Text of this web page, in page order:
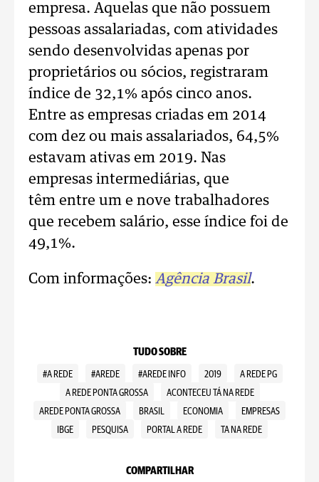
empresa. Aquelas que não possuem
pessoas assalariadas, com atividades
sendo desenvolvidas apenas por
proprietários ou sócios, registraram
índice de 32,1% após cinco anos.
Entre as empresas criadas em 2014
com dez ou mais assalariados, 64,5%
estavam ativas em 2019. Nas
empresas intermediárias, que
têm entre um e nove trabalhadores
que recebem salário, esse índice foi de
49,1%.
Com informações: Agência Brasil.
TUDO SOBRE
#A REDE #AREDE #AREDE INFO 2019
A REDE PG
A REDE PONTA GROSSA
ACONTECEU TÁ NA REDE
AREDE PONTA GROSSA
BRASIL ECONOMIA
EMPRESAS
IBGE
PESQUISA PORTAL A REDE TA NA REDE
COMPARTILHAR